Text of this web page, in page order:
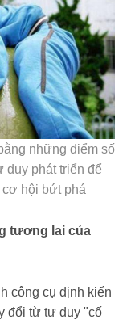
những điểm số
duy phát triển để
hội bứt phá
tương lai của
công cụ định kiến
đổi từ tư duy "cố